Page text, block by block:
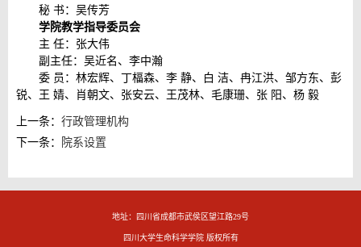
秘 书：吴传芳
学院教学指导委员会
主 任：张大伟
副主任：吴近名、李中瀚
委 员：林宏辉、丁楅森、李 静、白 洁、冉江洪、邹方东、彭
锐、王 婧、肖朝文、张安云、王茂林、毛康珊、张 阳、杨 毅
上一条： 行政管理机构
下一条：
院系设置
地址：四川省成都市武侯区望江路29号
四川大学生命科学学院 版权所有